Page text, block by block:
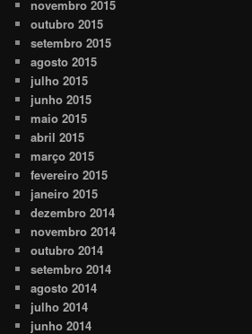
novembro 2015
outubro 2015
setembro 2015
agosto 2015
julho 2015
junho 2015
maio 2015
abril 2015
março 2015
fevereiro 2015
janeiro 2015
dezembro 2014
novembro 2014
outubro 2014
setembro 2014
agosto 2014
julho 2014
junho 2014